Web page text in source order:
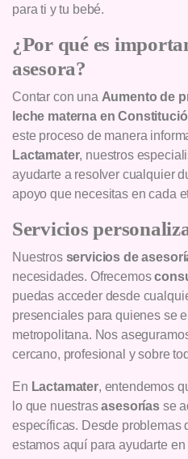
para ti y tu bebé.
¿Por qué es
asesora?
Contar con una Aumento de
leche materna en
este proceso de manera
Lactamater, nuestros
ayudarte a resolver cualquier
apoyo que necesitas en cada
Servicios
Nuestros servicios de
necesidades. Ofrecemos
puedas acceder desde
presenciales para quienes se
metropolitana. Nos
cercano, profesional y sobre
En Lactamater, entendemos
lo que nuestrasasesorías se
específicas. Desde problemas
estamos aquí para ayudarte